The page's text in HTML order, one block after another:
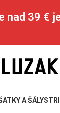
nad 39 €
A ŠÁLY